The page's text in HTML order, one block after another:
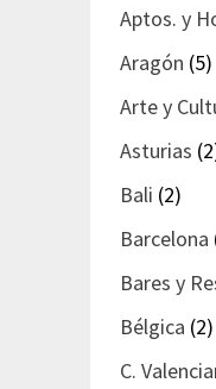
Aptos. y
Aragón (5)
Arte y
Asturias
Bali (2)
Barcelona
Bares y
Bélgica (2)
C.